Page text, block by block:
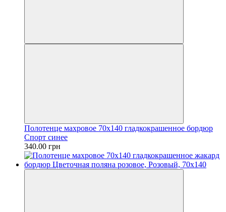
Полотенце махровое 70х140 гладкокрашенное бордюр
Спорт синее
340.00 грн